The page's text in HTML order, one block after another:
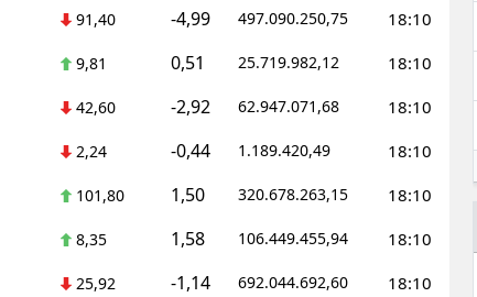
Kahramanmaraş
Mardin
Muğla
Muş
Nevşehir
Niğde
Ordu
91,40 -4,99 497.090.250,75 18:10
9,81 0,51 25.719.982,12 18:10
42,60 -2,92 62.947.071,68 18:10
2,24 -0,44 1.189.420,49 18:10
101,80 1,50 320.678.263,15 18:10
8,35 1,58 106.449.455,94 18:10
25,92 -1,14 692.044.692,60 18:10